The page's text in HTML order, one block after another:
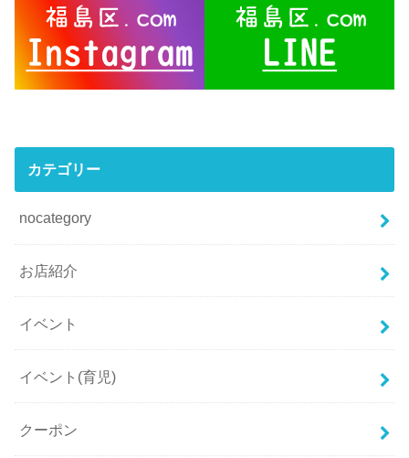
カテゴリー
nocategory
お店紹介
イベント
イベント(育児)
クーポン